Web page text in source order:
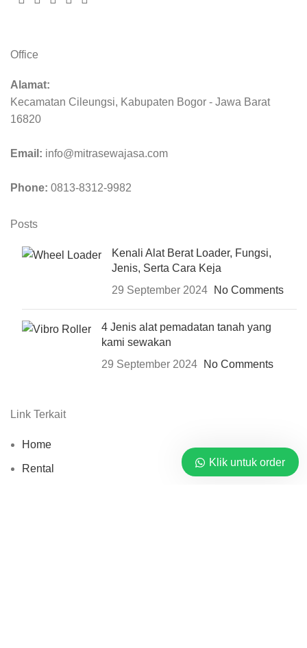
Office
Alamat:
Kecamatan Cileungsi, Kabupaten Bogor - Jawa Barat
16820
Email: info@mitrasewajasa.com
Phone: 0813-8312-9982
Posts
Kenali Alat Berat Loader, Fungsi,
Jenis, Serta Cara Keja
29 September 2024
No Comments
4 Jenis alat pemadatan tanah yang
kami sewakan
29 September 2024
No Comments
Link Terkait
Home
Rental
Klik untuk order